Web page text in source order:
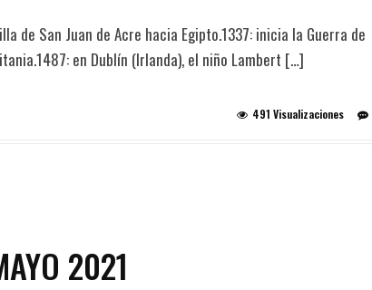
de San Juan de Acre hacia Egipto.1337: inicia la Guerra de
en Dublín (Irlanda), el niño Lambert […]
491 Visualizaciones
2021